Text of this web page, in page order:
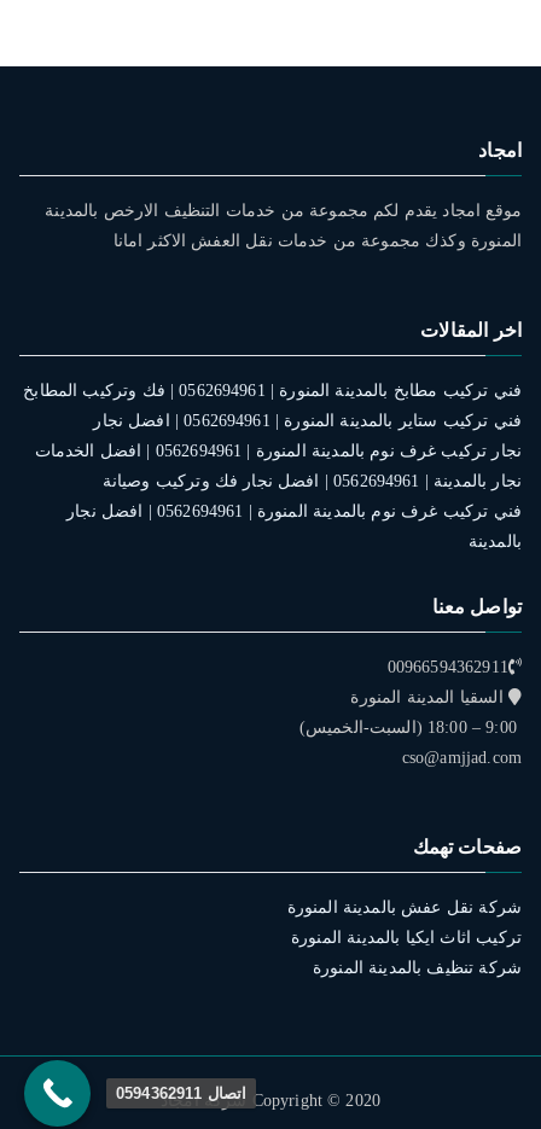
امجاد
موقع امجاد يقدم لكم مجموعة من خدمات التنظيف الارخص بالمدينة
المنورة وكذك مجموعة من خدمات نقل العفش الاكثر امانا
اخر المقالات
فني تركيب مطابخ بالمدينة المنورة | 0562694961 | فك وتركيب المطابخ
فني تركيب ستاير بالمدينة المنورة | 0562694961 | افضل نجار
نجار تركيب غرف نوم بالمدينة المنورة | 0562694961 | افضل الخدمات
نجار بالمدينة | 0562694961 | افضل نجار فك وتركيب وصيانة
فني تركيب غرف نوم بالمدينة المنورة | 0562694961 | افضل نجار
بالمدينة
تواصل معنا
00966594362911
السقيا المدينة المنورة
9:00 – 18:00 (السبت-الخميس)
cso@amjjad.com
صفحات تهمك
شركة نقل عفش بالمدينة المنورة
تركيب اثاث ايكيا بالمدينة المنورة
شركة تنظيف بالمدينة المنورة
Copyright © 2020 شركة امجاد اتصال 0594362911